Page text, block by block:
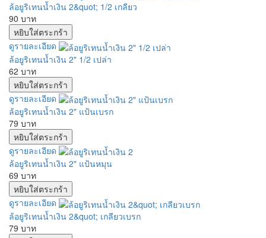
ล้อยูริเทนน้ำเงิน 2&quot; 1/2 เกลียว
90 บาท
ดูรายละเอียด
ล้อยูริเทนน้ำเงิน 2" 1/2 เปล่า
62 บาท
ดูรายละเอียด
ล้อยูริเทนน้ำเงิน 2" แป้นเบรก
79 บาท
ดูรายละเอียด
ล้อยูริเทนน้ำเงิน 2" แป้นหมุน
69 บาท
ดูรายละเอียด
ล้อยูริเทนน้ำเงิน 2&quot; เกลียวเบรก
79 บาท